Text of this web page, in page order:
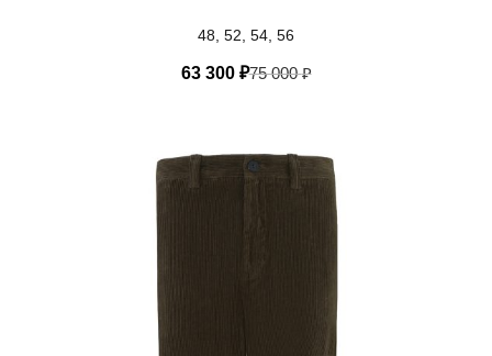
48, 52, 54, 56
63 300 ₽75 000₽